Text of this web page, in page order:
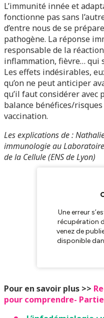
L’immunité innée et
fonctionne pas sans
d’entre nous de se
pathogène. La réponse
responsable de la
inflammation, fièvre… qui
Les effets indésirables,
qu’on ne peut anticiper
qu’il faut considérer avec
balance bénéfices/
vaccination.
Les explications de :
immunologie au
de la Cellule (ENS de Lyon)
Pour en savoir plus >>
pour comprendre- Partie